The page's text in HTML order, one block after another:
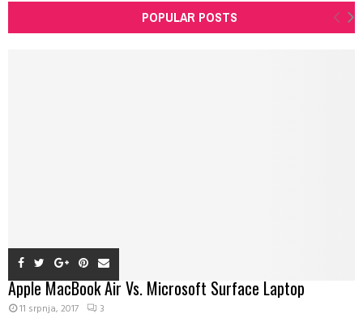
POPULAR POSTS
Apple MacBook Air Vs. Microsoft Surface Laptop
11 srpnja, 2017 3